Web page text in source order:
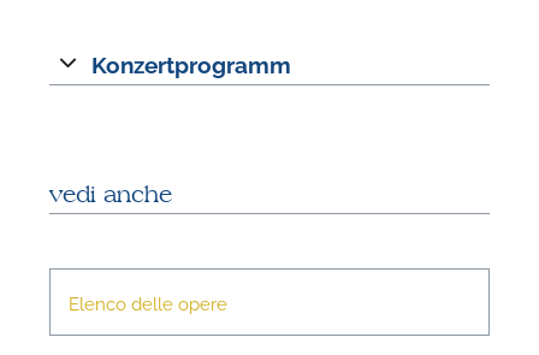
Konzertprogramm
vedi anche
Elenco delle opere